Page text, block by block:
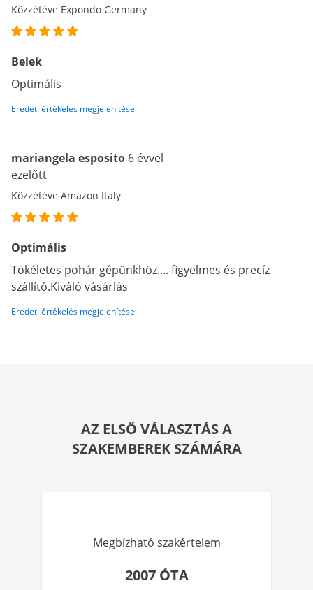
Közzétéve Expondo Germany
Belek
Optimális
Eredeti értékelés megjelenítése
mariangela esposito 6 évvel
ezelőtt
Közzétéve Amazon Italy
Optimális
Tökéletes pohár gépünkhöz.... figyelmes és precíz
szállító.Kiváló vásárlás
Eredeti értékelés megjelenítése
AZ ELSŐ VÁLASZTÁS A
SZAKEMBEREK SZÁMÁRA
Megbízható szakértelem
2007 ÓTA